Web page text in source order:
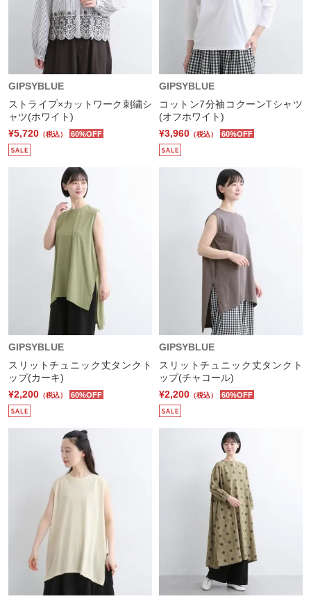
GIPSYBLUE
ストライプ×カットワーク刺繍シ
ャツ(ホワイト)
¥5,720 （税込） 60%OFF
GIPSYBLUE
コットン7分袖コクーンTシャツ
(オフホワイト)
¥3,960 （税込） 60%OFF
GIPSYBLUE
スリットチュニック丈タンクト
ップ(カーキ)
¥2,200 （税込） 60%OFF
GIPSYBLUE
スリットチュニック丈タンクト
ップ(チャコール)
¥2,200 （税込） 60%OFF